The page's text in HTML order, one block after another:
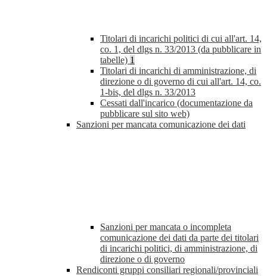
Titolari di incarichi politici di cui all'art. 14,
co. 1, del dlgs n. 33/2013 (da pubblicare in
tabelle) 1
Titolari di incarichi di amministrazione, di
direzione o di governo di cui all'art. 14, co.
1-bis, del dlgs n. 33/2013
Cessati dall'incarico (documentazione da
pubblicare sul sito web)
Sanzioni per mancata comunicazione dei dati
Sanzioni per mancata o incompleta
comunicazione dei dati da parte dei titolari
di incarichi politici, di amministrazione, di
direzione o di governo
Rendiconti gruppi consiliari regionali/provinciali